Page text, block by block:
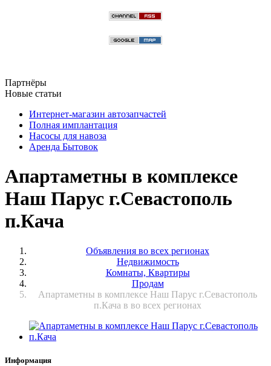
Партнёры
Новые статьи
Интернет-магазин автозапчастей
Полная имплантация
Насосы для навоза
Аренда Бытовок
Апартаметны в комплексе
Наш Парус г.Севастополь
п.Кача
Объявления во всех регионах
Недвижимость
Комнаты, Квартиры
Продам
Апартаметны в комплексе Наш Парус г.Севастополь
п.Кача в во всех регионах
Информация